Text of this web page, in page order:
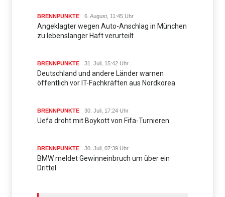
BRENNPUNKTE 6. August, 11:45 Uhr
Angeklagter wegen Auto-Anschlag in München
zu lebenslanger Haft verurteilt
BRENNPUNKTE 31. Juli, 15:42 Uhr
Deutschland und andere Länder warnen
öffentlich vor IT-Fachkräften aus Nordkorea
BRENNPUNKTE 30. Juli, 17:24 Uhr
Uefa droht mit Boykott von Fifa-Turnieren
BRENNPUNKTE 30. Juli, 07:39 Uhr
BMW meldet Gewinneinbruch um über ein
Drittel